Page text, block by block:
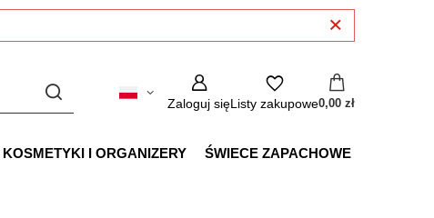
Zaloguj sięListy zakupowe0,00 zł
KOSMETYKI I ORGANIZERY
ŚWIECE ZAPACHOWE